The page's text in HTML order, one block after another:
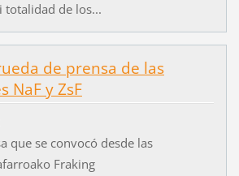
totalidad de los...
de prensa de las
NaF y ZsF
que se convocó desde las
Fraking